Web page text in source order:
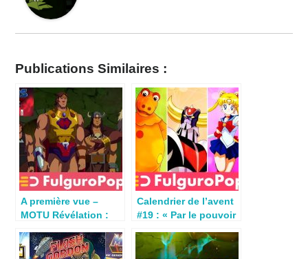
Publications Similaires :
A première vue –
MOTU Révélation :
Preternia
Calendrier de l’avent
#19 : « Par le pouvoir
ancestral !!! »